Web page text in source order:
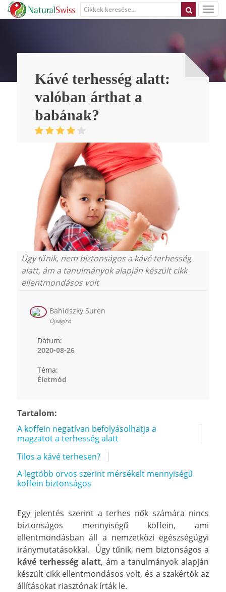
Kávé terhesség alatt:
valóban árthat a
babának?
Úgy tűnik, nem biztonságos a kávé terhesség
alatt, ám a tanulmányok alapján készült cikk
ellentmondásos volt
Bahidszky Suren
Újságíró
Dátum:
2020-08-26
Téma:
Életmód
Tartalom:
A koffein negatívan befolyásolhatja a
magzatot a terhesség alatt
Tilos a kávé terhesen?
A legtöbb orvos szerint mérsékelt mennyiségű
koffein biztonságos
Egy jelentés szerint a terhes nők számára nincs
biztonságos mennyiségű koffein, ami
ellentmondásban áll a nemzetközi egészségügyi
iránymutatásokkal. Úgy tűnik, nem biztonságos a
kávé terhesség alatt, ám a tanulmányok alapján
készült cikk ellentmondásos volt, és a szakértők az
állításokat riasztónak írták le.